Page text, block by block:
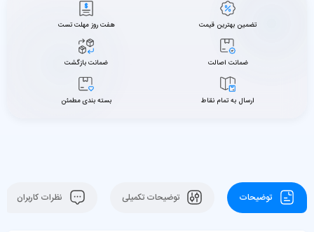
تضمین بهترین قیمت هفت روز مهلت تست
ضمانت اصالت ضمانت بازگشت
ارسال به تمام نقاط بسته بندی مطمئن
توضیحات توضیحات تکمیلی نظرات کاربران